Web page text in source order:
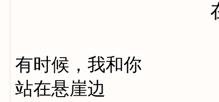
有时候，我和你
站在悬崖边